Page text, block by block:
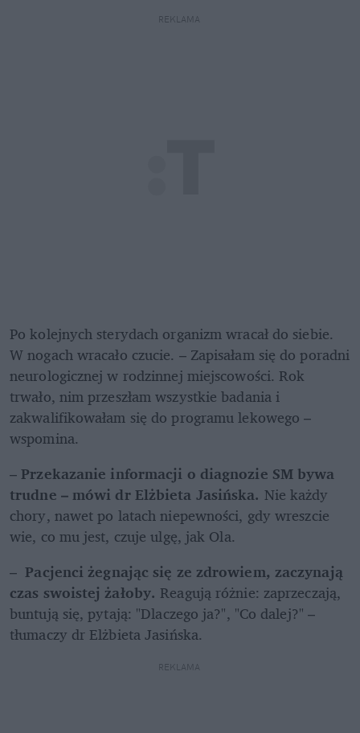
REKLAMA
Po kolejnych sterydach organizm wracał do siebie.
W nogach wracało czucie. – Zapisałam się do poradni
neurologicznej w rodzinnej miejscowości. Rok
trwało, nim przeszłam wszystkie badania i
zakwalifikowałam się do programu lekowego –
wspomina.
– Przekazanie informacji o diagnozie SM bywa
trudne – mówi dr Elżbieta Jasińska. Nie każdy
chory, nawet po latach niepewności, gdy wreszcie
wie, co mu jest, czuje ulgę, jak Ola.
– Pacjenci żegnając się ze zdrowiem, zaczynają
czas swoistej żałoby. Reagują różnie: zaprzeczają,
buntują się, pytają: "Dlaczego ja?", "Co dalej?" –
tłumaczy dr Elżbieta Jasińska.
REKLAMA